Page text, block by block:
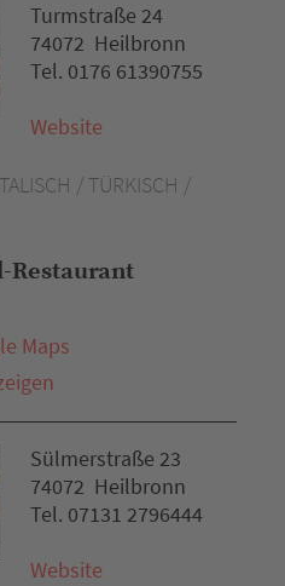
/ TÜRKISCH /
Restaurant
Maps
Turmstraße 24
74072 Heilbronn
Tel. 0176 61390755
Website
Sülmerstraße 23
74072 Heilbronn
Tel. 07131 2796444
Website